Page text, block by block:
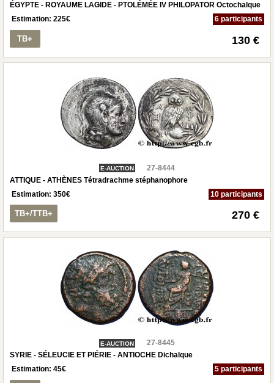
ÉGYPTE - ROYAUME LAGIDE - PTOLÉMÉE IV PHILOPATOR Octochalque
Estimation: 225€ 6 participants
TB+ 130 €
E-AUCTION
27-8444
ATTIQUE - ATHÈNES Tétradrachme stéphanophore
Estimation: 350€ 10 participants
TB+/TTB+ 270 €
E-AUCTION
27-8445
SYRIE - SÉLEUCIE ET PIÉRIE - ANTIOCHE Dichalque
Estimation: 45€ 5 participants